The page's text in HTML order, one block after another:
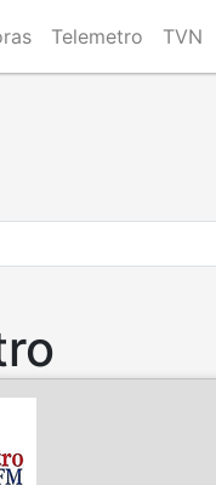
Telemetro TVN